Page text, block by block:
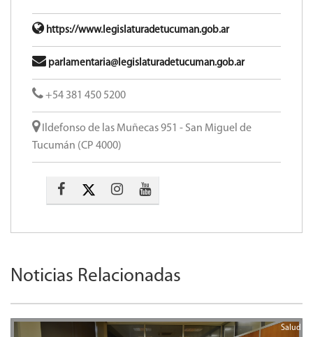
https://www.legislaturadetucuman.gob.ar
parlamentaria@legislaturadetucuman.gob.ar
+54 381 450 5200
Ildefonso de las Muñecas 951 - San Miguel de
Tucumán (CP 4000)
Noticias Relacionadas
Salud